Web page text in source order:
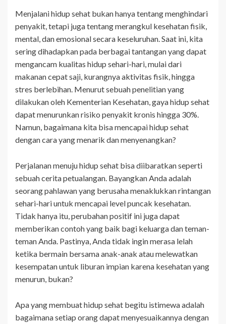
Menjalani hidup sehat bukan hanya tentang menghindari
penyakit, tetapi juga tentang merangkul kesehatan fisik,
mental, dan emosional secara keseluruhan. Saat ini, kita
sering dihadapkan pada berbagai tantangan yang dapat
mengancam kualitas hidup sehari-hari, mulai dari
makanan cepat saji, kurangnya aktivitas fisik, hingga
stres berlebihan. Menurut sebuah penelitian yang
dilakukan oleh Kementerian Kesehatan, gaya hidup sehat
dapat menurunkan risiko penyakit kronis hingga 30%.
Namun, bagaimana kita bisa mencapai hidup sehat
dengan cara yang menarik dan menyenangkan?
Perjalanan menuju hidup sehat bisa diibaratkan seperti
sebuah cerita petualangan. Bayangkan Anda adalah
seorang pahlawan yang berusaha menaklukkan rintangan
sehari-hari untuk mencapai level puncak kesehatan.
Tidak hanya itu, perubahan positif ini juga dapat
memberikan contoh yang baik bagi keluarga dan teman-
teman Anda. Pastinya, Anda tidak ingin merasa lelah
ketika bermain bersama anak-anak atau melewatkan
kesempatan untuk liburan impian karena kesehatan yang
menurun, bukan?
Apa yang membuat hidup sehat begitu istimewa adalah
bagaimana setiap orang dapat menyesuaikannya dengan